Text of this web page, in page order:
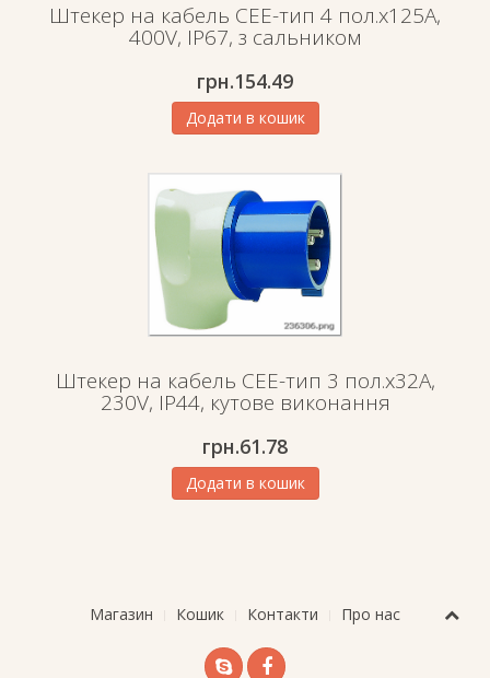
Штекер на кабель СЕЕ-тип 4 пол.х125А,
400V, IP67, з сальником
грн.154.49
Додати в кошик
Штекер на кабель СЕЕ-тип 3 пол.х32А,
230V, IP44, кутове виконання
грн.61.78
Додати в кошик
Магазин Кошик Контакти Про нас